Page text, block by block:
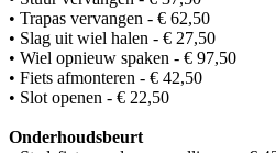
• Trapas vervangen - € 62,50
• Slag uit wiel halen - € 27,50
• Wiel opnieuw spaken - € 97,50
• Fiets afmonteren - € 42,50
• Slot openen - € 22,50
Onderhoudsbeurt